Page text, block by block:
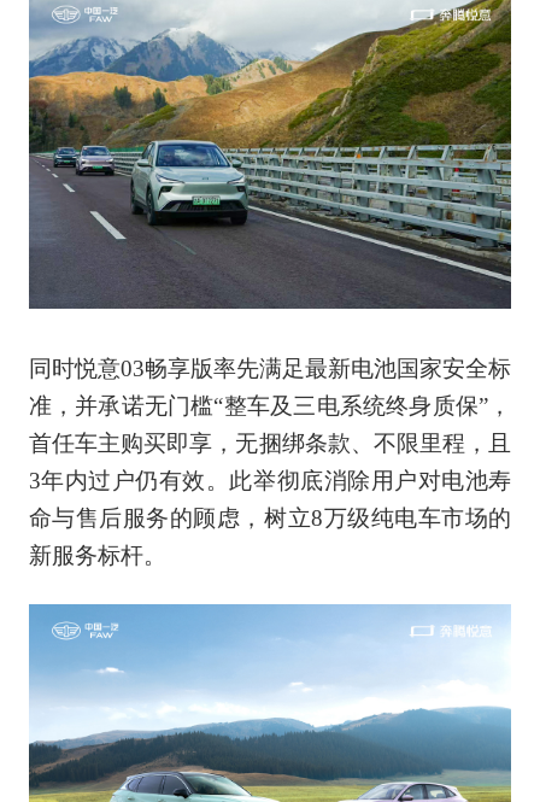
同时悦意03畅享版率先满足最新电池国家安全标
准，并承诺无门槛“整车及三电系统终身质保”，
首任车主购买即享，无捆绑条款、不限里程，且
3年内过户仍有效。此举彻底消除用户对电池寿
命与售后服务的顾虑，树立8万级纯电车市场的
新服务标杆。